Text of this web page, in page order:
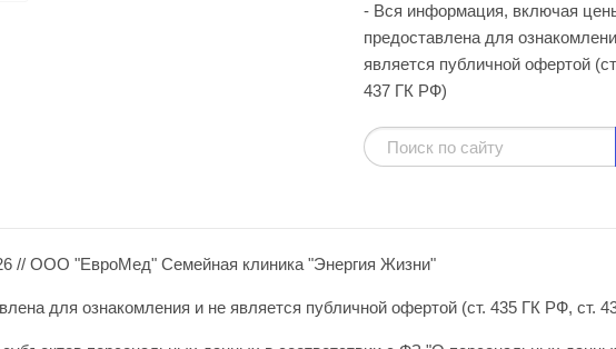
- Вся информация, включая
предоставлена для
является публичной офертой
437 ГК РФ)
// ООО "ЕвроМед" Семейная клиника "Энергия Жизни"
для ознакомления и не является публичной офертой (ст. 435 ГК РФ, ст.